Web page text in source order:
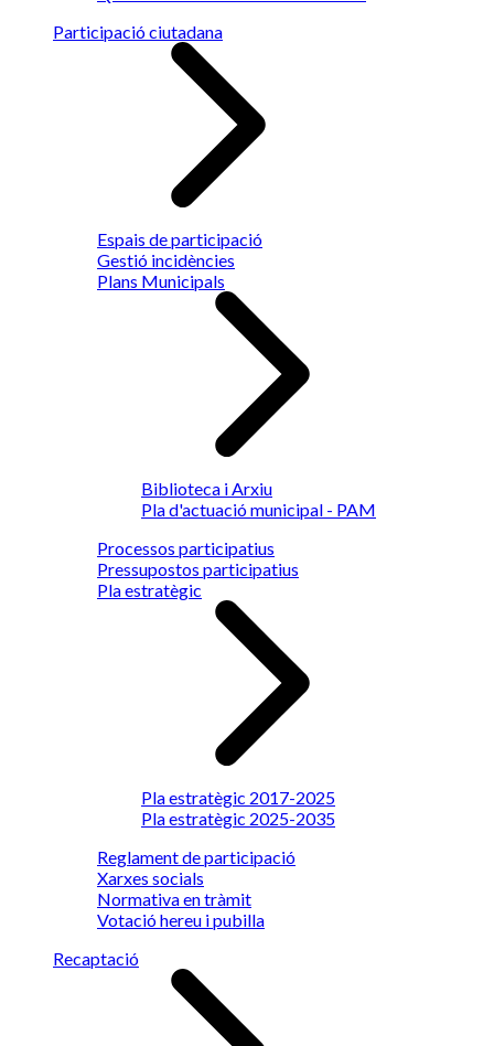
Participació ciutadana
Espais de participació
Gestió incidències
Plans Municipals
Biblioteca i Arxiu
Pla d'actuació municipal - PAM
Processos participatius
Pressupostos participatius
Pla estratègic
Pla estratègic 2017-2025
Pla estratègic 2025-2035
Reglament de participació
Xarxes socials
Normativa en tràmit
Votació hereu i pubilla
Recaptació